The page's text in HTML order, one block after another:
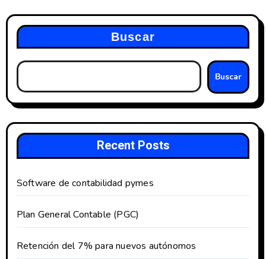
Buscar
Buscar
Recent Posts
Software de contabilidad pymes
Plan General Contable (PGC)
Retención del 7% para nuevos autónomos